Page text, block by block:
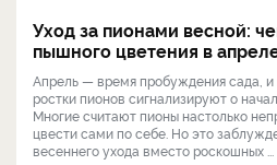
Уход за пионами весной:
пышного цветения в
Апрель — время пробуждения сада,
ростки пионов сигнализируют о
Многие считают пионы настолько
цвести сами по себе. Но это
весеннего ухода вместо роскошных ...